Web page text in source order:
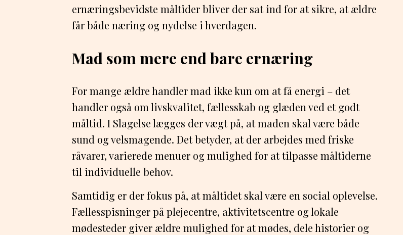
ernæringsbevidste måltider bliver der sat ind for at sikre, at ældre
får både næring og nydelse i hverdagen.
Mad som mere end bare ernæring
For mange ældre handler mad ikke kun om at få energi – det
handler også om livskvalitet, fællesskab og glæden ved et godt
måltid. I Slagelse lægges der vægt på, at maden skal være både
sund og velsmagende. Det betyder, at der arbejdes med friske
råvarer, varierede menuer og mulighed for at tilpasse måltiderne
til individuelle behov.
Samtidig er der fokus på, at måltidet skal være en social oplevelse.
Fællesspisninger på plejecentre, aktivitetscentre og lokale
mødesteder giver ældre mulighed for at mødes, dele historier og